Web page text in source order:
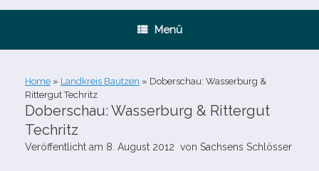
Menü
Home » Landkreis Bautzen » Doberschau: Wasserburg &
Rittergut Techritz
Doberschau: Wasserburg & Rittergut
Techritz
Veröffentlicht am 8. August 2012 von Sachsens Schlösser